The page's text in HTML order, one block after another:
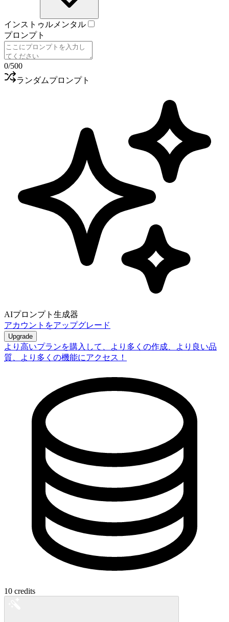
インストゥルメンタル
プロンプト
0/500
ランダムプロンプト
AIプロンプト生成器
アカウントをアップグレード
Upgrade
より高いプランを購入して、より多くの作成、より良い品
質、より多くの機能にアクセス！
10 credits